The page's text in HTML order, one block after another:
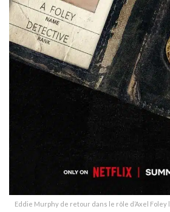
Eddie Murphy de retour dans le rôle d’Axel